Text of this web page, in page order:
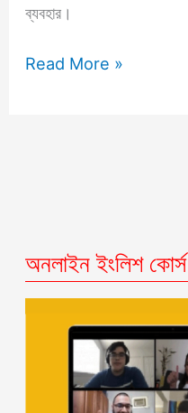
ব্যবহার।
Read More »
অনলাইন ইংলিশ কোর্স